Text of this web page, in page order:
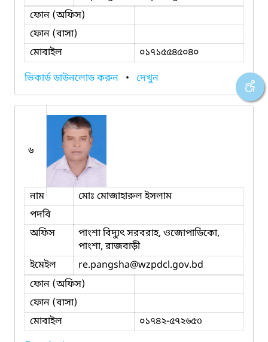
ফোন (অফিস)
ফোন (বাসা)
মোবাইল
০১৭১৫৫৪৫০৪০
ভিকার্ড ডাউনলোড করুন • দেখুন
৬
নাম
মোঃ মোজাহারুল ইসলাম
পদবি
অফিস
পাংশা বিদ্যুৎ সরবরাহ, ওজোপাডিকো,
পাংশা, রাজবাড়ী
ইমেইল
re.pangsha@wzpdcl.gov.bd
ফোন (অফিস)
ফোন (বাসা)
মোবাইল
০১৭৪২-৫৭২৬৫৩